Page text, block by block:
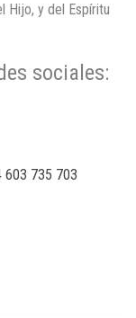
Hijo, y del Espíritu
sociales:
603 735 703